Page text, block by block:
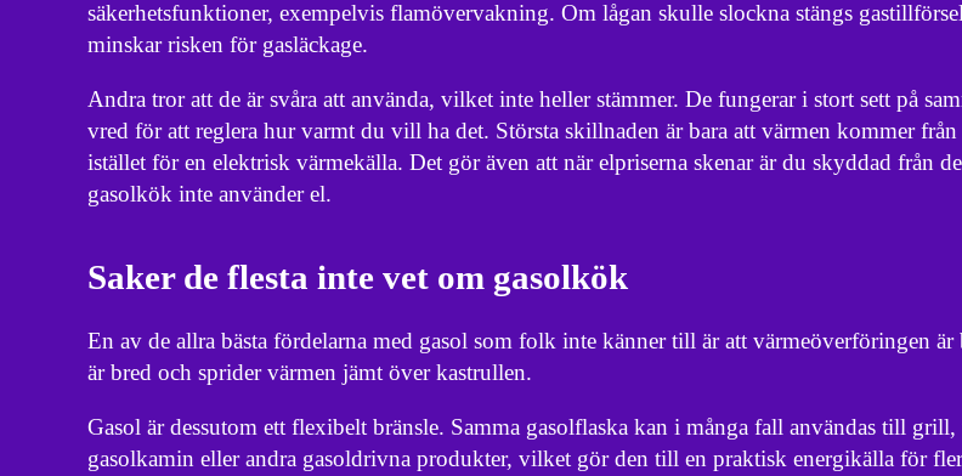
säkerhetsfunktioner, exempelvis flamövervakning. Om lågan skulle slockna stängs
minskar risken för gasläckage.
Andra tror att de är svåra att använda, vilket inte heller stämmer. De fungerar i stort sett på
vred för att reglera hur varmt du vill ha det. Största skillnaden är bara att värmen kommer
istället för en elektrisk värmekälla. Det gör även att när elpriserna skenar är du skyddad från
gasolkök inte använder el.
Saker de flesta inte vet om gasolkök
En av de allra bästa fördelarna med gasol som folk inte känner till är att värmeöverföringen är
är bred och sprider värmen jämt över kastrullen.
Gasol är dessutom ett flexibelt bränsle. Samma gasolflaska kan i många fall användas till grill,
gasolkamin eller andra gasoldrivna produkter, vilket gör den till en praktisk energikälla för